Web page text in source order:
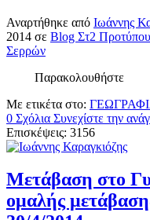
Αναρτήθηκε από Ιωάννης
2014 σε Blog Στ2 Προτύπου
Σερρών
Παρακολουθήστε
Με ετικέτα στο:
0 Σχόλια Συνεχίστε την
Επισκέψεις: 3156
Μετάβαση στο
ομαλής